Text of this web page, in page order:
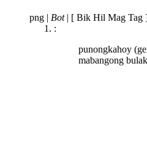
png | Bot | [ Bik Hil Mag Tag
:
punongkahoy
mabangong